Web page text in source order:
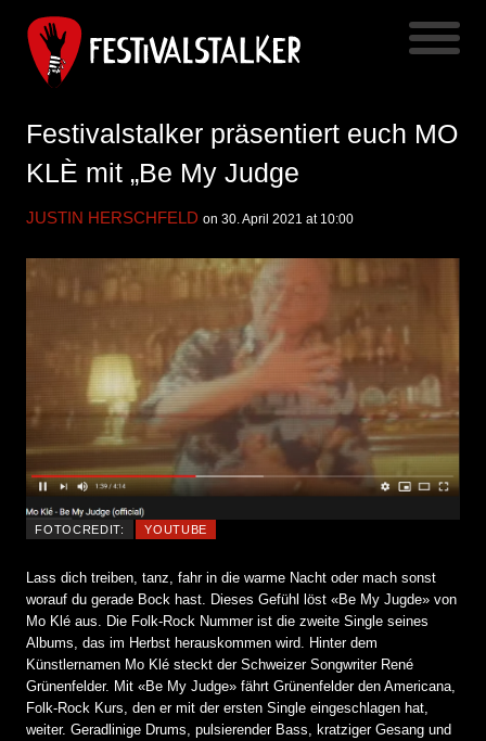
Festivalstalker präsentiert euch MO
KLÈ mit „Be My Judge
JUSTIN HERSCHFELD on 30. April 2021 at 10:00
FOTOCREDIT: YOUTUBE
Lass dich treiben, tanz, fahr in die warme Nacht oder mach sonst
worauf du gerade Bock hast. Dieses Gefühl löst «Be My Jugde» von
Mo Klé aus. Die Folk-Rock Nummer ist die zweite Single seines
Albums, das im Herbst herauskommen wird. Hinter dem
Künstlernamen Mo Klé steckt der Schweizer Songwriter René
Grünenfelder. Mit «Be My Judge» fährt Grünenfelder den Americana,
Folk-Rock Kurs, den er mit der ersten Single eingeschlagen hat,
weiter. Geradlinige Drums, pulsierender Bass, kratziger Gesang und